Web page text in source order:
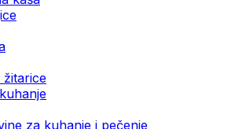
žitarice
za kuhanje i pečenje